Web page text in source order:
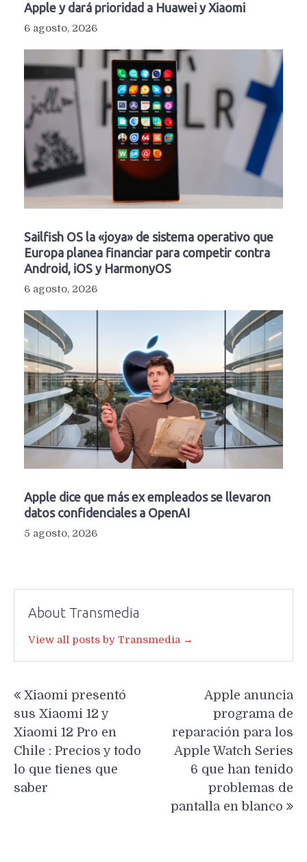
Apple y dará prioridad a Huawei y Xiaomi
6 agosto, 2026
Sailfish OS la «joya» de sistema operativo que
Europa planea financiar para competir contra
Android, iOS y HarmonyOS
6 agosto, 2026
Apple dice que más ex empleados se llevaron
datos confidenciales a OpenAI
5 agosto, 2026
About Transmedia
View all posts by Transmedia →
entradas
Xiaomi presentó
sus Xiaomi 12 y
Xiaomi 12 Pro en
Chile : Precios y todo
lo que tienes que
saber
Apple anuncia
programa de
reparación para los
Apple Watch Series
6 que han tenido
problemas de
pantalla en blanco